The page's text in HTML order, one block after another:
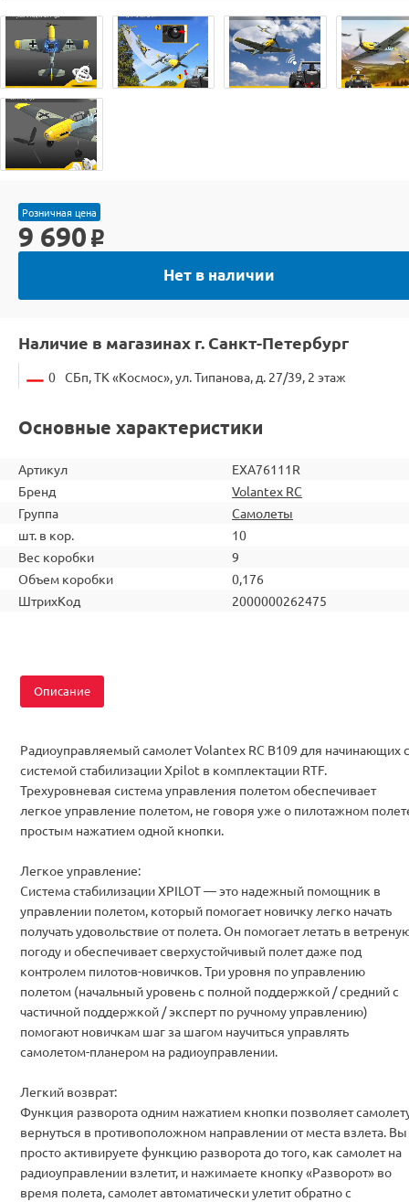
Розничная цена
9 690 o
Нет в наличии
Наличие в магазинах г. Санкт-Петербург
0 СБп, ТК «Космос», ул. Типанова, д. 27/39, 2 этаж
Основные характеристики
Артикул
EXA76111R
Бренд
Volantex RC
Группа
Самолеты
шт. в кор.
10
Вес коробки
9
Объем коробки
0,176
ШтрихКод
2000000262475
Описание
Радиоуправляемый самолет Volantex RC B109 для начинающих с
системой стабилизации Xpilot в комплектации RTF.
Трехуровневая система управления полетом обеспечивает
легкое управление полетом, не говоря уже о пилотажном
простым нажатием одной кнопки.
Легкое управление:
Система стабилизации XPILOT — это надежный помощник в
управлении полетом, который помогает новичку легко начать
получать удовольствие от полета. Он помогает летать в
погоду и обеспечивает сверхустойчивый полет даже под
контролем пилотов-новичков. Три уровня по управлению
полетом (начальный уровень с полной поддержкой / средний с
частичной поддержкой / эксперт по ручному управлению)
помогают новичкам шаг за шагом научиться управлять
самолетом-планером на радиоуправлении.
Легкий возврат:
Функция разворота одним нажатием кнопки позволяет
вернуться в противоположном направлении от места взлета. Вы
просто активируете функцию разворота до того, как самолет на
радиоуправлении взлетит, и нажимаете кнопку «Разворот» во
время полета, самолет автоматически улетит обратно с